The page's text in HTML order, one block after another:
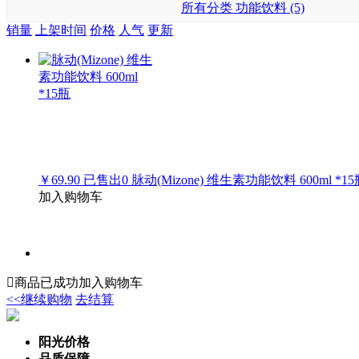
所有分类 功能饮料 (5)
销量
上架时间 价格 人气 更新
￥69.90 已售出0 脉动(Mizone) 维生素功能饮料 600ml *15
加入购物车
商品已成功加入购物车
<<继续购物 去结算
阳光价格